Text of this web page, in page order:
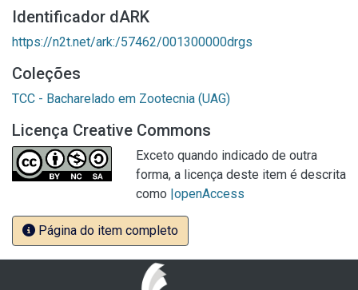
Identificador dARK
https://n2t.net/ark:/57462/001300000drgs
Coleções
TCC - Bacharelado em Zootecnia (UAG)
Licença Creative Commons
Exceto quando indicado de outra
forma, a licença deste item é descrita
como |openAccess
Página do item completo